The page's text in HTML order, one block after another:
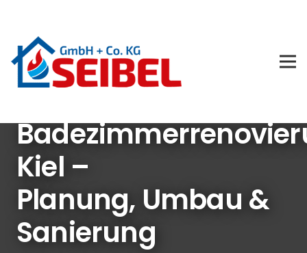
Kiel –
Planung, Umbau &
Sanierung